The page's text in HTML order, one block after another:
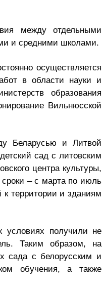
между отдельными
и средними школами.
осуществляется
в области науки и
образования
Вильнюсской
Беларусью и Литвой
сад с литовским
центра культуры,
– с марта по июль
к территории и зданиям
условиях получили не
Таким образом, на
сада с белорусским и
обучения, а также